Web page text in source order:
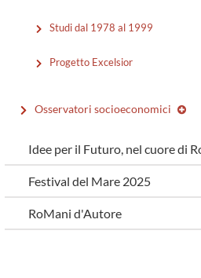
Studi dal 1978 al 1999
Progetto Excelsior
Osservatori socioeconomici
Idee per il Futuro, nel cuore di
Festival del Mare 2025
RoMani d'Autore